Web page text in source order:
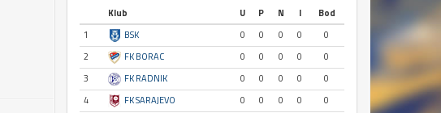
Klub U P N I
Bod
1
BSK 0 0 0 0
0
2
FK BORAC 0 0 0 0
0
3
FK RADNIK 0 0 0 0
0
4
FK SARAJEVO 0 0 0 0
0